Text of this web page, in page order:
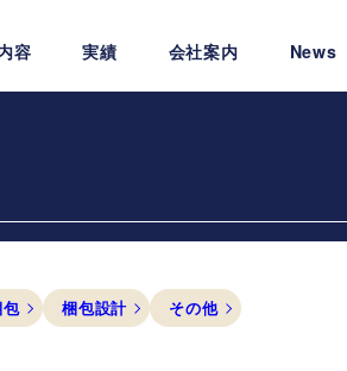
容 実績 会社案内 News
包 梱包設計 その他